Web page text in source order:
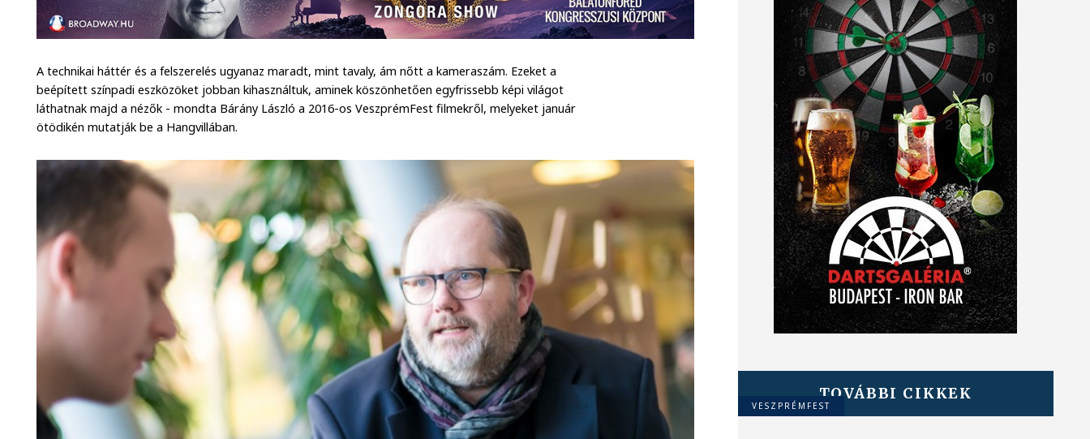
A technikai háttér és a felszerelés ugyanaz maradt, mint tavaly, ám nőtt a kameraszám. Ezeket a
beépített színpadi eszközöket jobban kihasználtuk, aminek köszönhetően egyfrissebb képi világot
láthatnak majd a nézők - mondta Bárány László a 2016-os VeszprémFest filmekről, melyeket január
ötödikén mutatják be a Hangvillában.
TOVÁBBI CIKKEK
VESZPRÉMFEST